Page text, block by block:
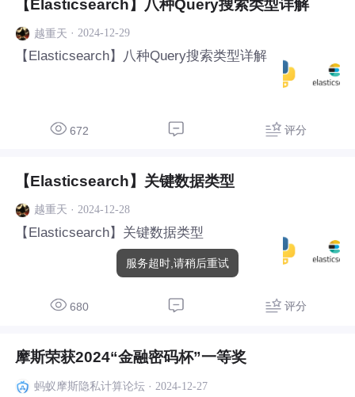
【Elasticsearch】八种Query搜索类型详解
越重天 · 2024-12-29
【Elasticsearch】八种Query搜索类型详解
672 评分
【Elasticsearch】关键数据类型
越重天 · 2024-12-28
【Elasticsearch】关键数据类型
680 评分
摩斯荣获2024“金融密码杯”一等奖
蚂蚁摩斯隐私计算论坛· 2024-12-27
服务超时,请稍后重试